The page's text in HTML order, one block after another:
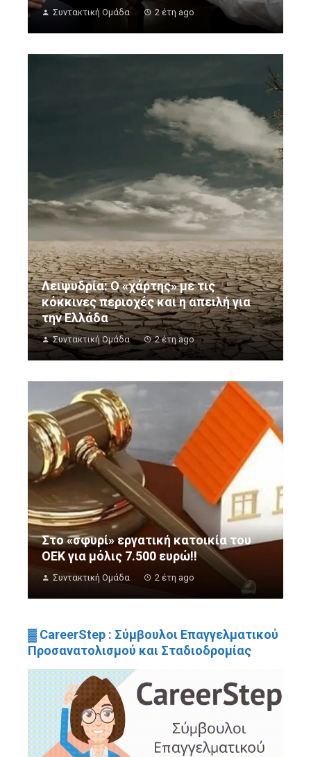
Συντακτική Ομάδα 2 έτη ago
Λειψυδρία: Ο «χάρτης» με τις
κόκκινες περιοχές και η απειλή για
την Ελλάδα
Συντακτική Ομάδα 2 έτη ago
Στο «σφυρί» εργατική κατοικία του
ΟΕΚ για μόλις 7.500 ευρώ!!
Συντακτική Ομάδα 2 έτη ago
▓ CareerStep : Σύμβουλοι Επαγγελματικού
Προσανατολισμού και Σταδιοδρομίας